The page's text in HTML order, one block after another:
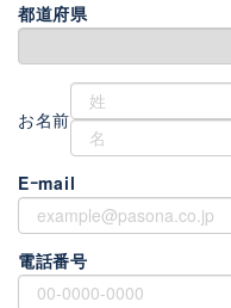
都道府県
お名前
Eｰmail
電話番号